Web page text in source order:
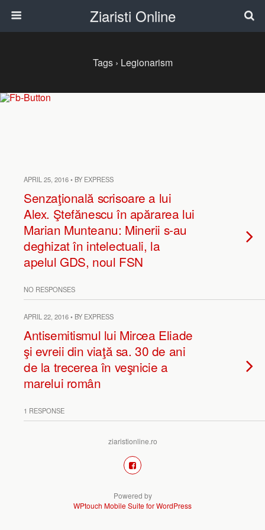
Ziaristi Online
Tags › Legionarism
APRIL 25, 2016 • BY EXPRESS
Senzaţională scrisoare a lui
Alex. Ştefănescu în apărarea lui
Marian Munteanu: Minerii s-au
deghizat în intelectuali, la
apelul GDS, noul FSN
NO RESPONSES
APRIL 22, 2016 • BY EXPRESS
Antisemitismul lui Mircea Eliade
şi evreii din viaţă sa. 30 de ani
de la trecerea în veşnicie a
marelui român
1 RESPONSE
ziaristionline.ro
Powered by
WPtouch Mobile Suite for WordPress